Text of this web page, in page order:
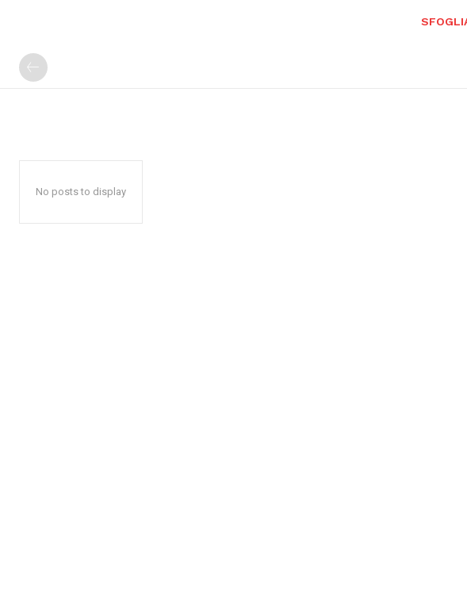
No posts to display